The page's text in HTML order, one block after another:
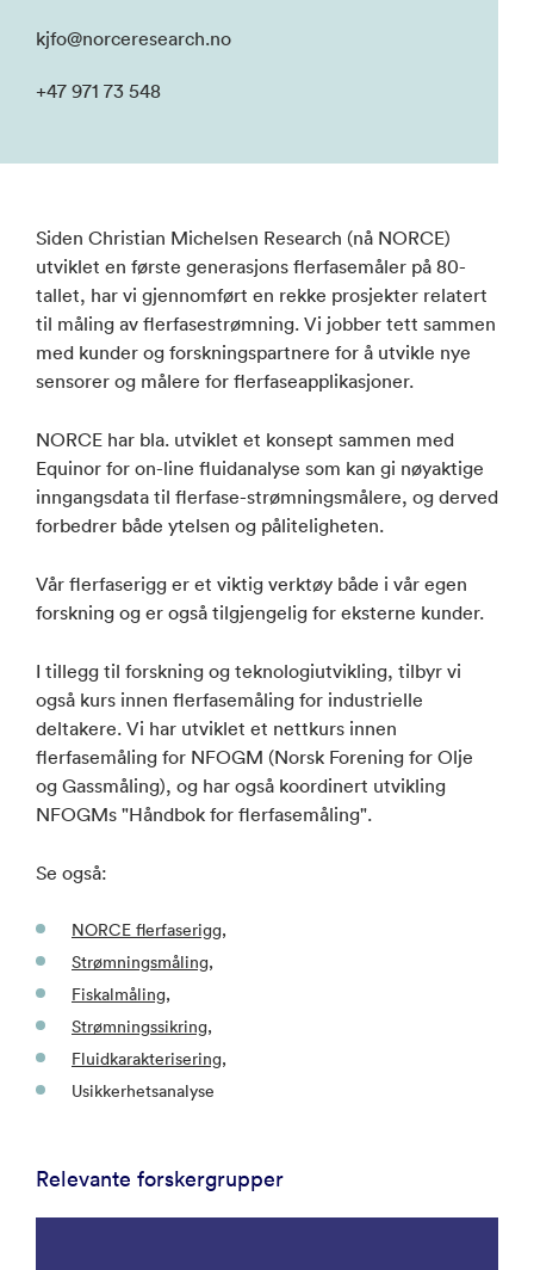
kjfo@norceresearch.no
+47 971 73 548
Siden Christian Michelsen Research (nå NORCE)
utviklet en første generasjons flerfasemåler på 80-
tallet, har vi gjennomført en rekke prosjekter relatert
til måling av flerfasestrømning. Vi jobber tett sammen
med kunder og forskningspartnere for å utvikle nye
sensorer og målere for flerfaseapplikasjoner.
NORCE har bla. utviklet et konsept sammen med
Equinor for on-line fluidanalyse som kan gi nøyaktige
inngangsdata til flerfase-strømningsmålere, og derved
forbedrer både ytelsen og påliteligheten.
Vår flerfaserigg er et viktig verktøy både i vår egen
forskning og er også tilgjengelig for eksterne kunder.
I tillegg til forskning og teknologiutvikling, tilbyr vi
også kurs innen flerfasemåling for industrielle
deltakere. Vi har utviklet et nettkurs innen
flerfasemåling for NFOGM (Norsk Forening for Olje
og Gassmåling), og har også koordinert utvikling
NFOGMs "Håndbok for flerfasemåling".
Se også:
NORCE flerfaserigg,
Strømningsmåling,
Fiskalmåling,
Strømningssikring,
Fluidkarakterisering,
Usikkerhetsanalyse
Relevante forskergrupper